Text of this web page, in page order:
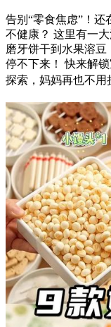
告别“零食焦虑”！
不健康？ 这里有一
磨牙饼干到水果溶豆
停不下来！ 快来解
探索，妈妈再也不用